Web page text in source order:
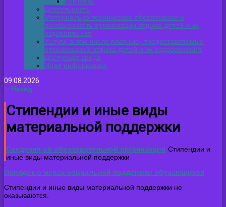
Деятельность
Материально-техническое обеспечение и
оснащенность организации отдыха детей и их
оздоровления
Услуги, в том числе платные, предоставляемые
организацией отдыха детей и их оздоровления
Доступная среда
Иная информация
09.08.2026
←Назад
Стипендии и иные виды
материальной поддержки
Сведения об образовательной организации Стипендии и
иные виды материальной поддержки
Порядок о мерах социальной поддержки обучающихся
Стипендии и иные виды материальной поддержки не
оказываются.